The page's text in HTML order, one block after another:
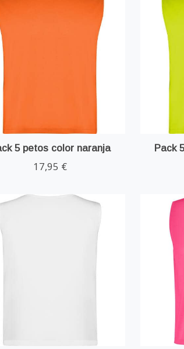
5 petos color naranja
17,95 €
Pack